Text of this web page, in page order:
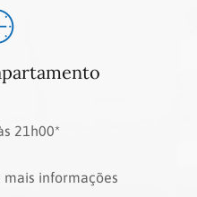
21h00*
mais informações